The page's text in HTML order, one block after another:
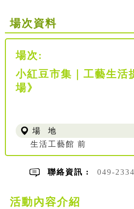
場次資料
場次:
小紅豆市集｜工藝生活
場》
場 地
生活工藝館 前
聯絡資訊 : 049-
活動內容介紹